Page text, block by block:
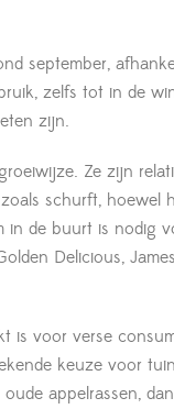
september,
zelfs tot in de
zijn.
Ze zijn
schurft,
in de buurt is
Delicious,
is voor verse
keuze voor
appelrassen,